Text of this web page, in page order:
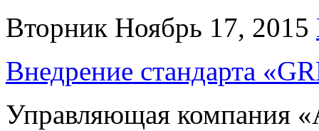
Вторник Ноябрь 17, 2015
Внедрение стандарта
Управляющая компания